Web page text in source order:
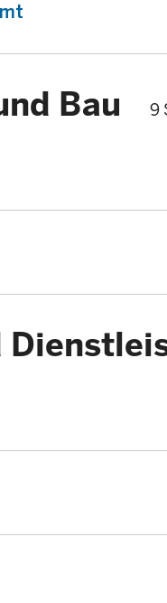
Bau 9